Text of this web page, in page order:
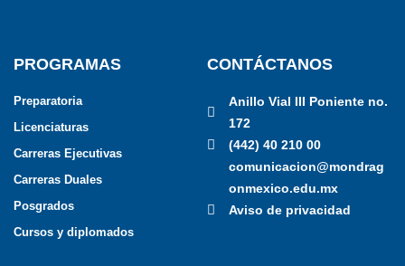
PROGRAMAS
Preparatoria
Licenciaturas
Carreras Ejecutivas
Carreras Duales
Posgrados
Cursos y diplomados
CONTÁCTANOS
Anillo Vial III Poniente no.
172
(442) 40 210 00
comunicacion@mondrag
onmexico.edu.mx
Aviso de privacidad